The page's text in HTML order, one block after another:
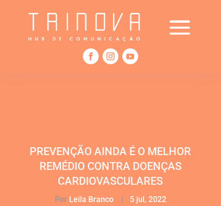
PREVENÇÃO AINDA É O MELHOR
REMÉDIO CONTRA DOENÇAS
CARDIOVASCULARES
Por Leila Branco | 5 jul, 2022